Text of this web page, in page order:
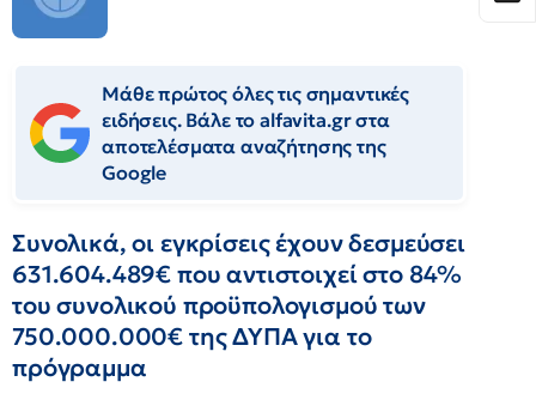
Μάθε πρώτος όλες τις σημαντικές
ειδήσεις. Βάλε το alfavita.gr στα
αποτελέσματα αναζήτησης της
Google
Συνολικά, οι εγκρίσεις έχουν δεσμεύσει
631.604.489€ που αντιστοιχεί στο 84%
του συνολικού προϋπολογισμού των
750.000.000€ της ΔΥΠΑ για το
πρόγραμμα